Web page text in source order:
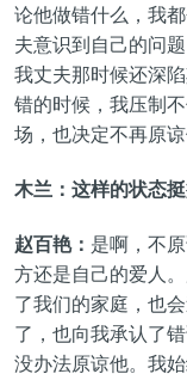
论他做错什么，我
夫意识到自己的问
我丈夫那时候还深
错的时候，我压制
场，也决定不再原谅
木兰：这样的状态
赵百艳： 是啊，不
方还是自己的爱人
了我们的家庭，也
了，也向我承认了
没办法原谅他。我